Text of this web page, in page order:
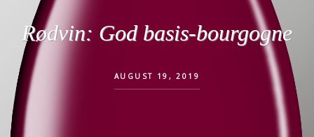
Rødvin: God basis-bourgogne
AUGUST 19, 2019